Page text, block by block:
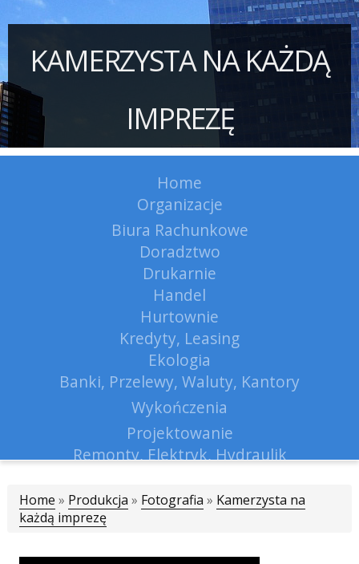
KAMERZYSTA NA KAŻDĄ
IMPREZĘ
Home
Organizacje
Biura Rachunkowe
Doradztwo
Drukarnie
Handel
Hurtownie
Kredyty, Leasing
Ekologia
Banki, Przelewy, Waluty, Kantory
Wykończenia
Projektowanie
Remonty, Elektryk, Hydraulik
Lokum
Home » Produkcja » Fotografia » Kamerzysta na
każdą imprezę